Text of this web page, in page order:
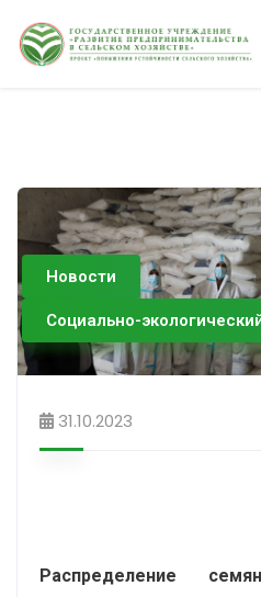
Новости
Социально-
31.10.2023
Распределение